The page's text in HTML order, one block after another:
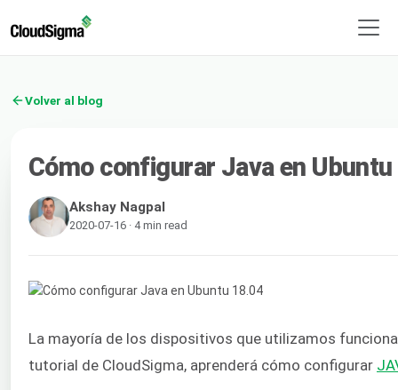
Volver al blog
Cómo configurar Java en
Akshay Nagpal
2020-07-16 · 4 min read
La mayoría de los dispositivos que utilizamos
tutorial de CloudSigma, aprenderá cómo configurar